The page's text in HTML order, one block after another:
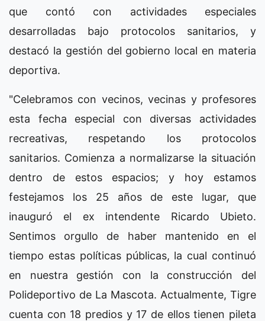
que contó con actividades especiales
desarrolladas bajo protocolos sanitarios, y
destacó la gestión del gobierno local en materia
deportiva.
"Celebramos con vecinos, vecinas y profesores
esta fecha especial con diversas actividades
recreativas, respetando los protocolos
sanitarios. Comienza a normalizarse la situación
dentro de estos espacios; y hoy estamos
festejamos los 25 años de este lugar, que
inauguró el ex intendente Ricardo Ubieto.
Sentimos orgullo de haber mantenido en el
tiempo estas políticas públicas, la cual continuó
en nuestra gestión con la construcción del
Polideportivo de La Mascota. Actualmente, Tigre
cuenta con 18 predios y 17 de ellos tienen pileta